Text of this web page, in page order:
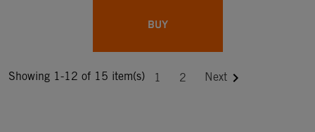
BUY
Showing 1-12 of 15 item(s) 1 2 Next 